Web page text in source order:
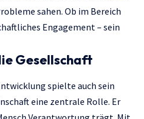
sahen. Ob im Bereich
Engagement – sein
Gesellschaft
spielte auch sein
eine zentrale Rolle. Er